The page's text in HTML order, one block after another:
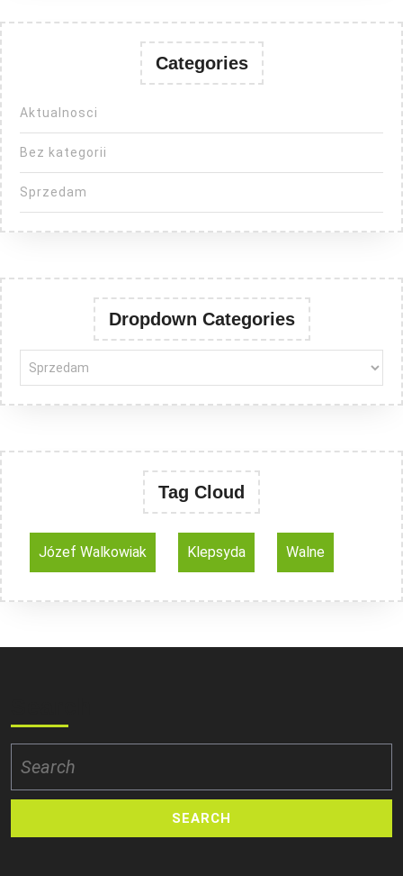
Categories
Aktualnosci
Bez kategorii
Sprzedam
Dropdown Categories
Tag Cloud
Józef Walkowiak Klepsyda Walne
for: